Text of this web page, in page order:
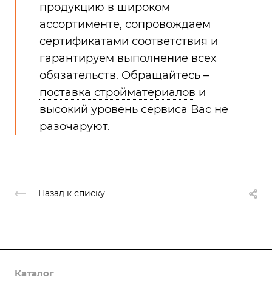
продукцию в широком
ассортименте, сопровождаем
сертификатами соответствия и
гарантируем выполнение всех
обязательств. Обращайтесь –
поставка стройматериалов и
высокий уровень сервиса Вас не
разочаруют.
Назад к списку
Каталог